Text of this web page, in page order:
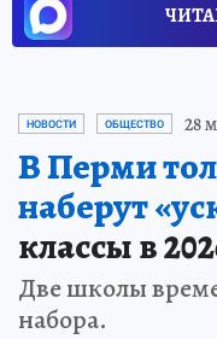
НОВОСТИ ОБЩЕСТВО 28
В Перми
наберут
классы в
Две школы
набора.